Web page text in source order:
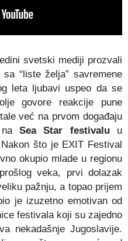
svetski mediji prozvali
sa “liste želja” savremene
leta ljubavi uspeo da se
govore reakcije pune
već na prvom događaju
Sea Star festivalu u
što je EXIT Festival
okupio mlade u regionu
veka, prvi dolazak
pažnju, a topao prijem
je izuzetno emotivan od
festivala koji su zajedno
nekadašnje Jugoslavije.